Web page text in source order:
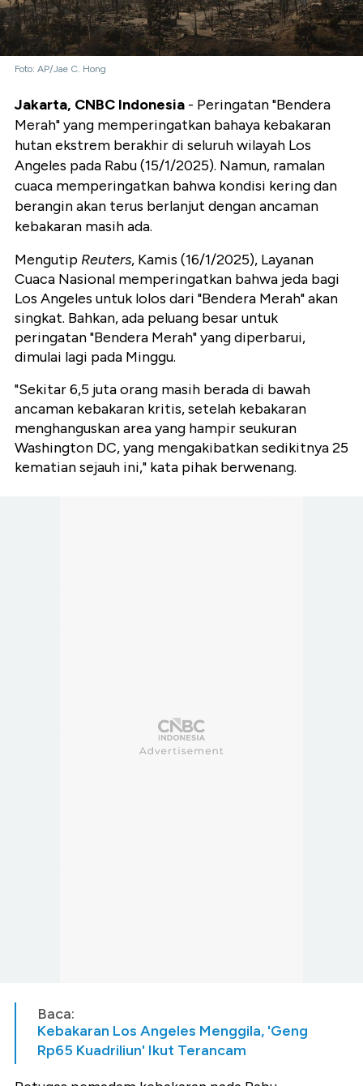
Foto: AP/Jae C. Hong
Jakarta, CNBC Indonesia - Peringatan "Bendera
Merah" yang memperingatkan bahaya kebakaran
hutan ekstrem berakhir di seluruh wilayah Los
Angeles pada Rabu (15/1/2025). Namun, ramalan
cuaca memperingatkan bahwa kondisi kering dan
berangin akan terus berlanjut dengan ancaman
kebakaran masih ada.
Mengutip Reuters, Kamis (16/1/2025), Layanan
Cuaca Nasional memperingatkan bahwa jeda bagi
Los Angeles untuk lolos dari "Bendera Merah" akan
singkat. Bahkan, ada peluang besar untuk
peringatan "Bendera Merah" yang diperbarui,
dimulai lagi pada Minggu.
"Sekitar 6,5 juta orang masih berada di bawah
ancaman kebakaran kritis, setelah kebakaran
menghanguskan area yang hampir seukuran
Washington DC, yang mengakibatkan sedikitnya 25
kematian sejauh ini," kata pihak berwenang.
Baca:
Kebakaran Los Angeles Menggila, 'Geng
Rp65 Kuadriliun' Ikut Terancam